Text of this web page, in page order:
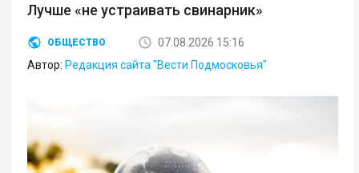
Лучше «не устраивать свинарник»
ОБЩЕСТВО
07.08.2026 15:16
Автор: Редакция сайта "Вести Подмосковья"